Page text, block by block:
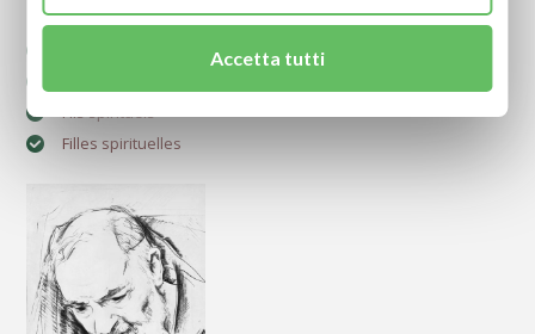
Filles spirituelles
Accetta tutti